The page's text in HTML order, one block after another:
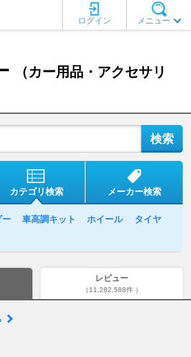
メニュー
ログイン
（カー用品・アクセサリ
カテゴリ検索 メーカー検索
ー 車高調キット ホイール
タイヤ
レビュー
（11,282,588件 ）